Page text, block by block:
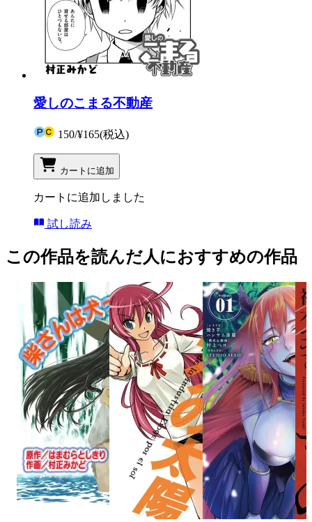
愛しのこまる不動産
150/¥165(税込)
カートに追加
カートに追加しました
試し読み
この作品を読んだ人におすすめの作品